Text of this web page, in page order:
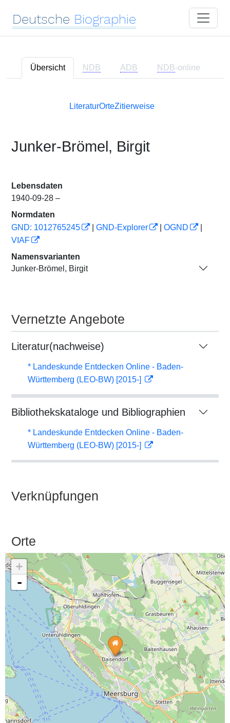
Deutsche Biographie
Übersicht NDB ADB NDB-online
LiteraturOrteZitierweise
Junker-Brömel, Birgit
Lebensdaten
1940-09-28 –
Normdaten
GND: 1012765245
GND-Explorer OGND
VIAF
Namensvarianten
Junker-Brömel, Birgit
Vernetzte Angebote
Literatur(nachweise)
* Landeskunde Entdecken Online - Baden-
Württemberg (LEO-BW) [2015-]
Bibliothekskataloge und Bibliographien
* Landeskunde Entdecken Online - Baden-
Württemberg (LEO-BW) [2015-]
Verknüpfungen
Orte
+
-